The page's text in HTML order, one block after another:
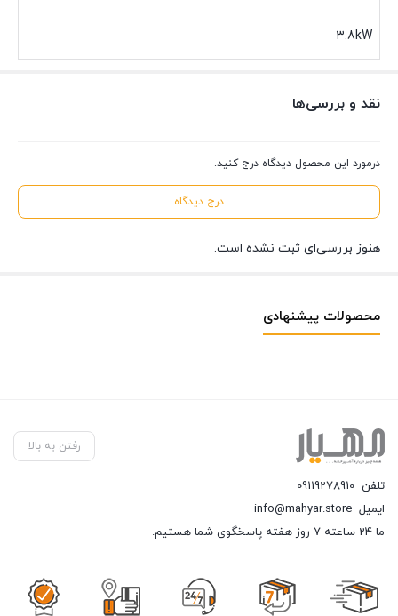
۳.8kW
نقد و بررسی‌ها
درمورد این محصول دیدگاه درج کنید.
درج دیدگاه
هنوز بررسی‌ای ثبت نشده است.
محصولات پیشنهادی
رفتن به بالا
تلفن 09119278910
ایمیل info@mahyar.store
ما 24 ساعته 7 روز هفته پاسخگوی شما هستیم.